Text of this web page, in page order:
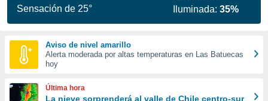
forma
digital
basada
Sensación de 25°
Iluminada:35%
Aviso de nivel amarillo
Alerta moderada por altas temperaturas en Las Batuecas
hoy
Última hora
La nieve sorprenderá al valle de Chile centro-sur